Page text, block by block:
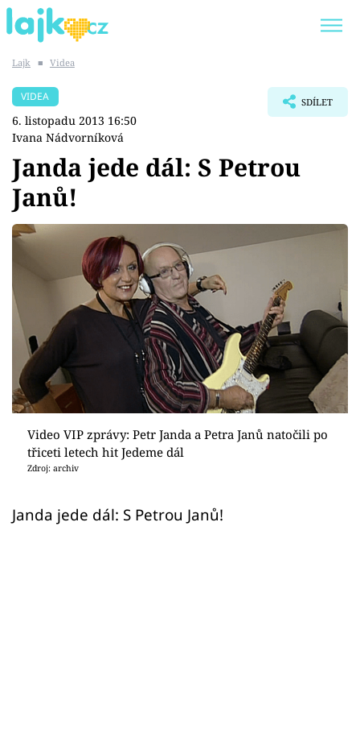
SHOPAHOLICADEL
Témata
Showbyznys
Youtubeři
Virály
Sex a vztahy
Videa
Sledujte prima+
Lajk ■ Videa
VIDEA
6. listopadu 2013 16:50
Ivana Nádvorníková
SDÍLET
Janda jede dál: S Petrou
Janů!
Video VIP zprávy: Petr Janda a Petra Janů natočili po
třiceti letech hit Jedeme dál
Zdroj: archiv
Janda jede dál: S Petrou Janů!